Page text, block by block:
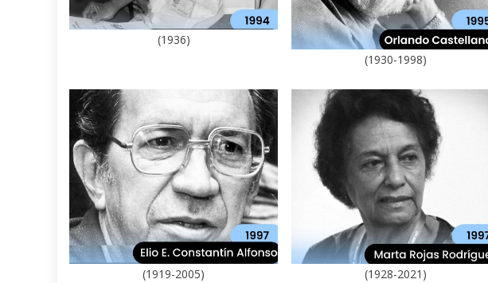
(1936)
(1930-1998)
(1919-2005) (1928-2021)